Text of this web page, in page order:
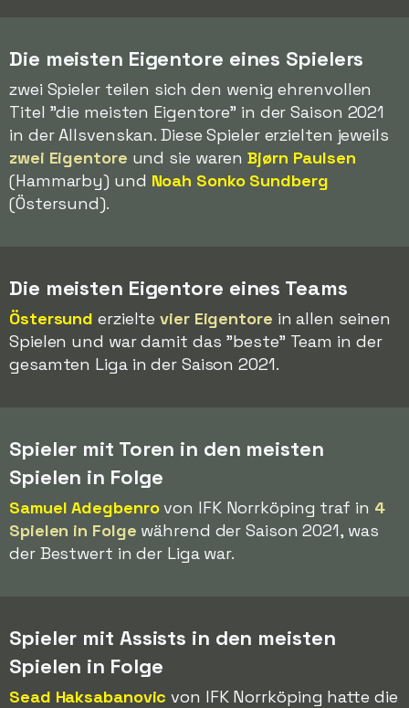
Die meisten Eigentore eines Spielers
zwei Spieler teilen sich den wenig ehrenvollen
Titel "die meisten Eigentore" in der Saison 2021
in der Allsvenskan. Diese Spieler erzielten jeweils
zwei Eigentore und sie warenBjørn Paulsen
(Hammarby) und Noah Sonko Sundberg
(Östersund).
Die meisten Eigentore eines Teams
Östersund erzieltevier Eigentore in allen seinen
Spielen und war damit das "beste" Team in der
gesamten Liga in der Saison 2021.
Spieler mit Toren in den meisten
Spielen in Folge
Samuel Adegbenrovon IFK Norrköping traf in 4
Spielen in Folge während der Saison 2021, was
der Bestwert in der Liga war.
Spieler mit Assists in den meisten
Spielen in Folge
Sead Haksabanovic von IFK Norrköping hatte die